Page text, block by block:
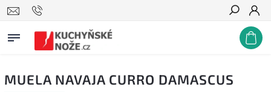
Hledat
MUELA NAVAJA CURRO DAMASCUS